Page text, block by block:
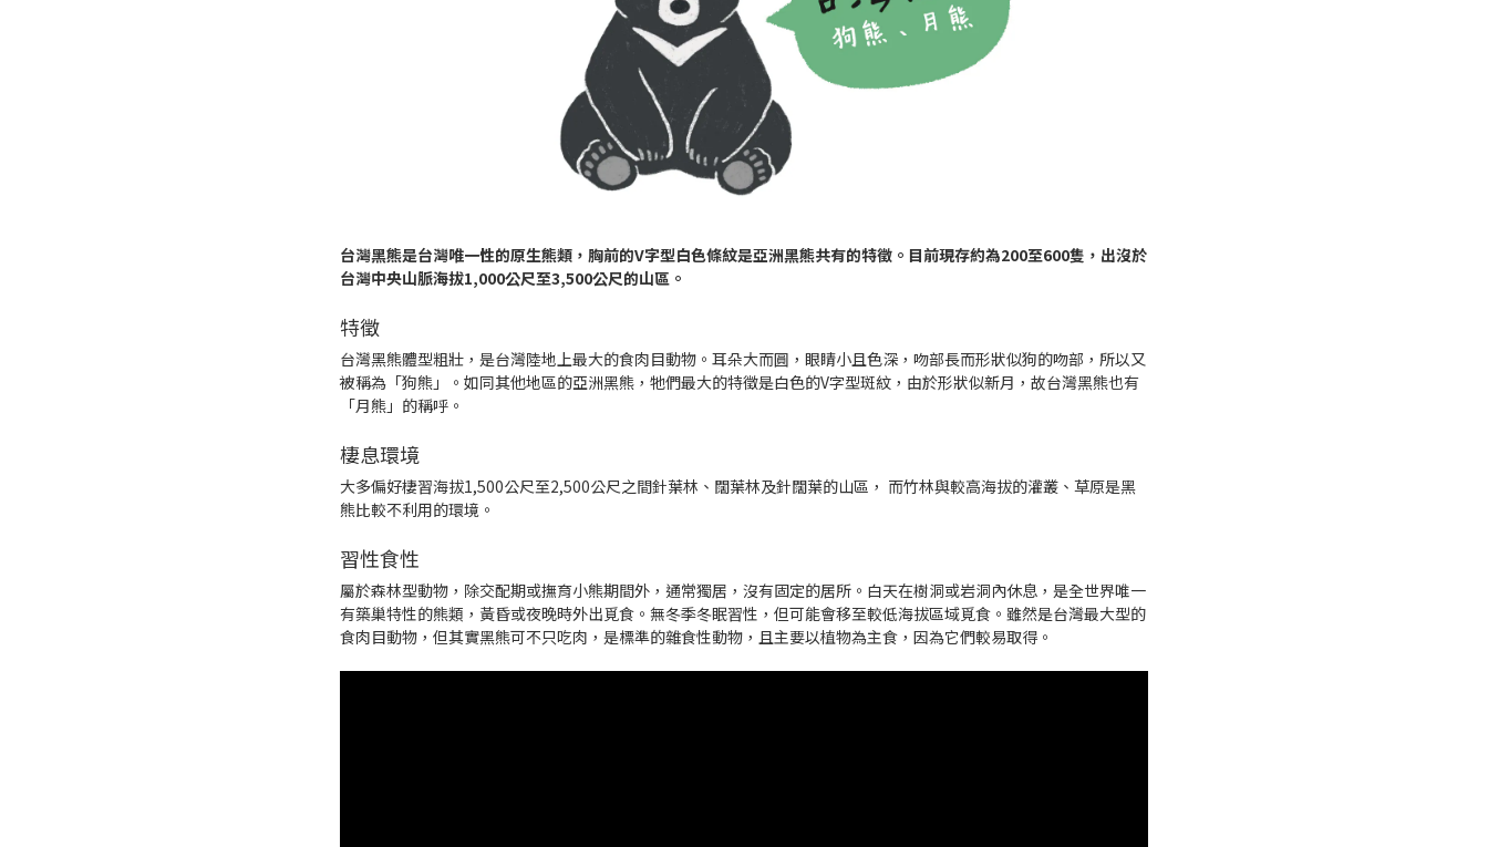
台灣黑熊是台灣唯一性的原生熊類，胸前的V字型白色條紋是亞洲黑熊共有的特徵。目前現存約為200至600隻，出沒於
台灣中央山脈海拔1,000公尺至3,500公尺的山區。
特徵
台灣黑熊體型粗壯，是台灣陸地上最大的食肉目動物。耳朵大而圓，眼睛小且色深，吻部長而形狀似狗的吻部，所以又
被稱為「狗熊」。如同其他地區的亞洲黑熊，牠們最大的特徵是白色的V字型斑紋，由於形狀似新月，故台灣黑熊也有
「月熊」的稱呼。
棲息環境
大多偏好棲習海拔1,500公尺至2,500公尺之間針葉林、闊葉林及針闊葉的山區， 而竹林與較高海拔的灌叢、草原是黑
熊比較不利用的環境。
習性食性
屬於森林型動物，除交配期或撫育小熊期間外，通常獨居，沒有固定的居所。白天在樹洞或岩洞內休息，是全世界唯一
有築巢特性的熊類，黃昏或夜晚時外出覓食。無冬季冬眠習性，但可能會移至較低海拔區域覓食。雖然是台灣最大型的
食肉目動物，但其實黑熊可不只吃肉，是標準的雜食性動物，且主要以植物為主食，因為它們較易取得。